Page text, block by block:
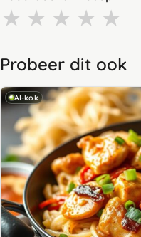
★ ★ ★ ★ ★
Probeer dit ook
AI-kok